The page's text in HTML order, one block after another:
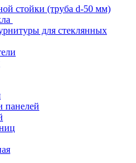
стойки (труба d-50 мм)
для стеклянных
панелей